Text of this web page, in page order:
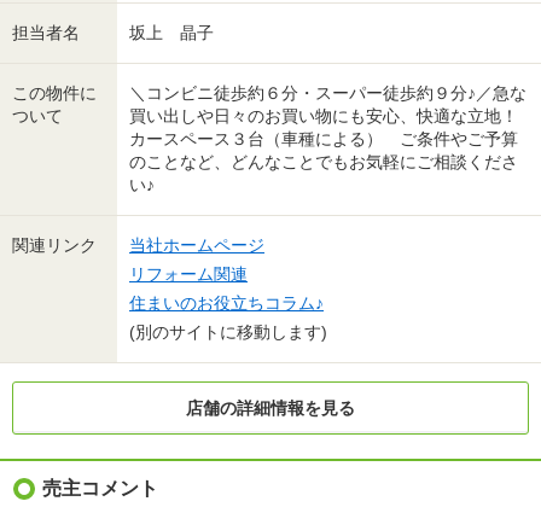
担当者名 坂上 晶子
この物件に
ついて
＼コンビニ徒歩約６分・スーパー徒歩約９分♪／急な
買い出しや日々のお買い物にも安心、快適な立地！
カースペース３台（車種による） ご条件やご予算
のことなど、どんなことでもお気軽にご相談くださ
い♪
関連リンク
当社ホームページ
リフォーム関連
住まいのお役立ちコラム♪
(別のサイトに移動します)
店舗の詳細情報を見る
売主コメント